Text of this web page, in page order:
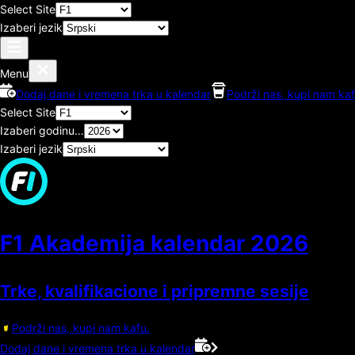
Select Site
Izaberi jezik
Menu
Dodaj dane i vremena trka u kalendar
Podrži nas, kupi nam
Select Site
Izaberi godinu…
Izaberi jezik
F1 Akademija kalendar 2026
Trke, kvalifikacione i pripremne sesije
Podrži nas, kupi nam kafu.
Dodaj dane i vremena trka u kalendar